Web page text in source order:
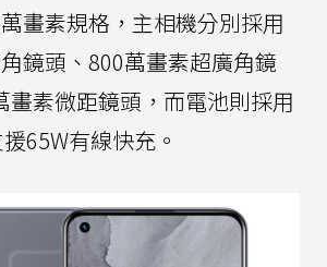
畫素規格，主相機分別採用
鏡頭、800萬畫素超廣角鏡
畫素微距鏡頭，而電池則採用
65W有線快充。